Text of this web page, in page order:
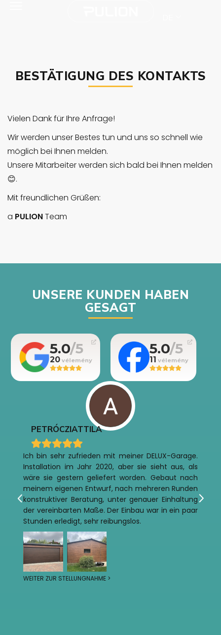
BESTÄTIGUNG DES KONTAKTS
Vielen Dank für Ihre Anfrage!
Wir werden unser Bestes tun und uns so schnell wie
möglich bei Ihnen melden.
Unsere Mitarbeiter werden sich bald bei Ihnen melden
😊.
Mit freundlichen Grüßen:
a PULIONTeam
UNSERE KUNDEN HABEN
GESAGT
5.0
20
5.0
11
PETRÓCZIATTILA
Ich bin sehr zufrieden mit meiner DELUX-Garage.
Installation im Jahr 2020, aber sie sieht aus, als
wäre sie gestern geliefert worden. Gebaut nach
meinem eigenen Entwurf, nach mehreren Runden
konstruktiver Beratung, unter genauer Einhaltung
der vereinbarten Maße. Der Einbau war in ein paar
Stunden erledigt, sehr reibungslos.
WEITER ZUR STELLUNGNAHME >